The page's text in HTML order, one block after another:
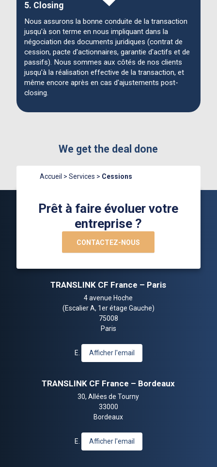
5. Closing
Nous assurons la bonne conduite de la transaction
jusqu'à son terme en nous impliquant dans la
négociation des documents juridiques (contrat de
cession, pacte d'actionnaires, garantie d'actifs et de
passifs). Nous sommes aux côtés de nos clients
jusqu'à la réalisation effective de la transaction, et
même encore après en cas d'ajustements post-
closing.
We get the deal done
Accueil > Services > Cessions
Prêt à faire évoluer votre
entreprise ?
CONTACTEZ-NOUS
TRANSLINK CF France – Paris
4 avenue Hoche
(Escalier A, 1er étage Gauche)
75008
Paris
E. Afficher l'email
TRANSLINK CF France – Bordeaux
30, Allées de Tourny
33000
Bordeaux
E. Afficher l'email